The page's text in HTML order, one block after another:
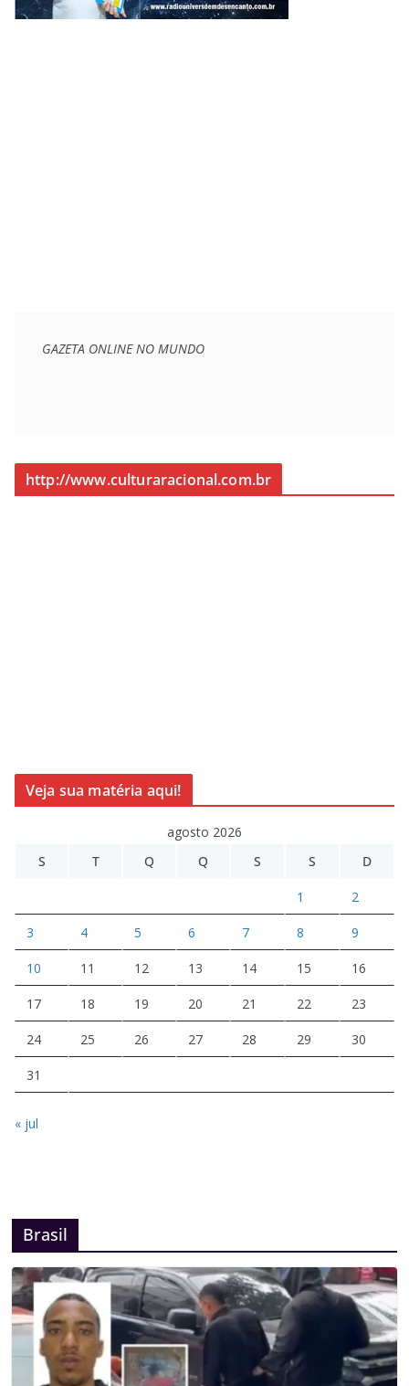
GAZETA ONLINE NO MUNDO
http://www.culturaracional.com.br
Veja sua matéria aqui!
agosto 2026
S
T Q Q S S D
1 2
3 4 5 6 7 8 9
10 11 12 13 14 15 16
17 18 19 20 21 22 23
24 25 26 27 28 29 30
31
« jul
Brasil